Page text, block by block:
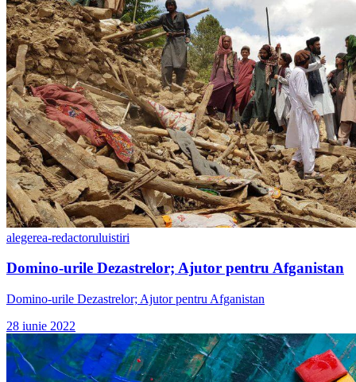
alegerea-redactoruluistiri
Domino-urile Dezastrelor; Ajutor pentru Afganistan
Domino-urile Dezastrelor; Ajutor pentru Afganistan
28 iunie 2022